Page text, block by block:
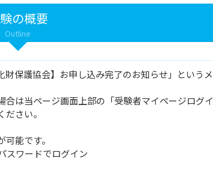
の概要
Outline
財保護協会】お申し込み完了のお知らせ」というメ
合は当ページ画面上部の「受験者マイページログイ
さい。
能です。
スワードでログイン